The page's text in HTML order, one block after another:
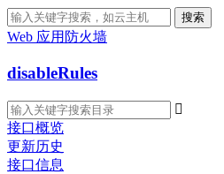
搜索
Web 应用防火墙
disableRules

接口概览
更新历史
接口信息